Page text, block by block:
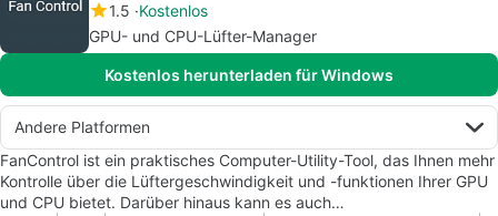
1.5 Kostenlos
GPU- und CPU-Lüfter-Manager
Kostenlos herunterladen für Windows
Andere Platformen
FanControl ist ein praktisches Computer-Utility-Tool, das Ihnen mehr
Kontrolle über die Lüftergeschwindigkeit und -funktionen Ihrer GPU
und CPU bietet. Darüber hinaus kann es auch…